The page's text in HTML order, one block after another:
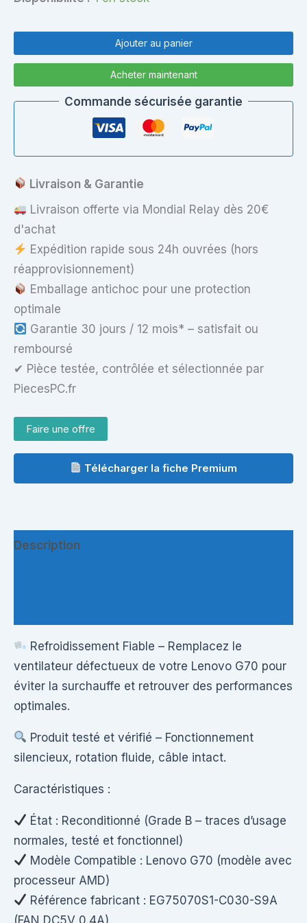
Lenovo
G70
Refroidisseur
interne
–
4
fils
Ajouter au panier
Acheter maintenant
Commande sécurisée garantie
Livraison & Garantie
Livraison offerte via Mondial Relay dès 20€
d'achat
Expédition rapide sous 24h ouvrées (hors
réapprovisionnement)
Emballage antichoc pour une protection
optimale
Garantie 30 jours / 12 mois* – satisfait ou
remboursé
✔ Pièce testée, contrôlée et sélectionnée par
PiecesPC.fr
Faire une offre
Télécharger la fiche Premium
Description
Refroidissement Fiable – Remplacez le
ventilateur défectueux de votre Lenovo G70 pour
éviter la surchauffe et retrouver des performances
optimales.
Produit testé et vérifié – Fonctionnement
silencieux, rotation fluide, câble intact.
Caractéristiques :
État : Reconditionné (Grade B – traces d’usage
normales, testé et fonctionnel)
Modèle Compatible : Lenovo G70 (modèle avec
processeur AMD)
Référence fabricant : EG75070S1-C030-S9A
(FAN DC5V 0.4A)